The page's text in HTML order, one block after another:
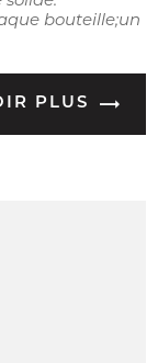
bouteille;un
PLUS